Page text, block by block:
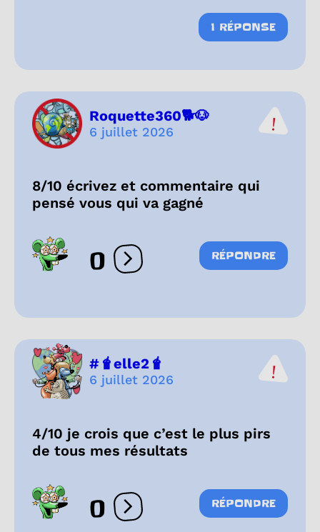
1 RÉPONSE
Roquette360🐕🐶
6 juillet 2026
8/10 écrivez et commentaire qui
pensé vous qui va gagné
0 Ouvrir les réactions
RÉPONDRE
#🧋elle2🧋
6 juillet 2026
4/10 je crois que c’est le plus pirs
de tous mes résultats
0 Ouvrir les réactions
RÉPONDRE